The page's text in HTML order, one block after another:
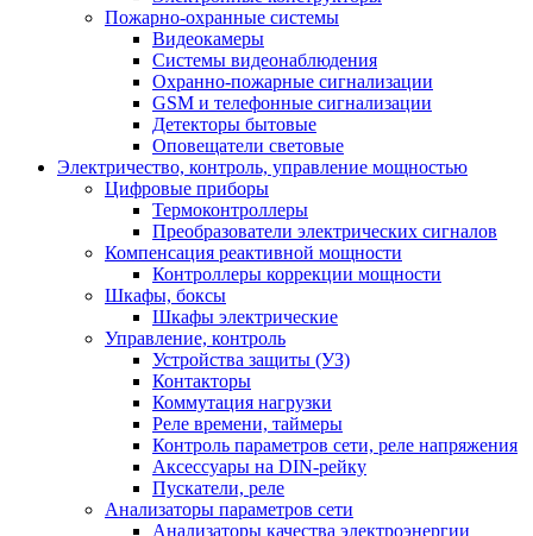
Пожарно-охранные системы
Видеокамеры
Системы видеонаблюдения
Охранно-пожарные сигнализации
GSM и телефонные сигнализации
Детекторы бытовые
Оповещатели световые
Электричество, контроль, управление мощностью
Цифровые приборы
Термоконтроллеры
Преобразователи электрических сигналов
Компенсация реактивной мощности
Контроллеры коррекции мощности
Шкафы, боксы
Шкафы электрические
Управление, контроль
Устройства защиты (УЗ)
Контакторы
Коммутация нагрузки
Реле времени, таймеры
Контроль параметров сети, реле напряжения
Аксессуары на DIN-рейку
Пускатели, реле
Анализаторы параметров сети
Анализаторы качества электроэнергии